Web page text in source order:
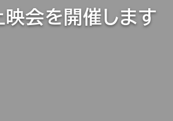
会を開催します